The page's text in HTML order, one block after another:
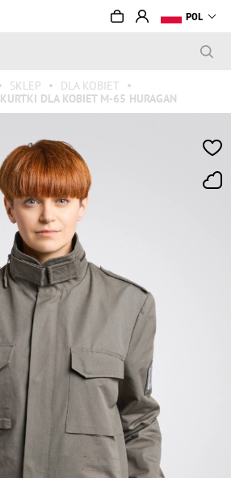
POL
SKLEP
DLA KOBIET
KURTKI DLA KOBIET M-65 HURAGAN